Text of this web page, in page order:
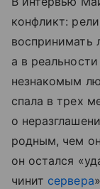
конфликт:
воспринимать
а в
незнакомым
спала в трех
о
родным, чем
он остался
чинит сервера